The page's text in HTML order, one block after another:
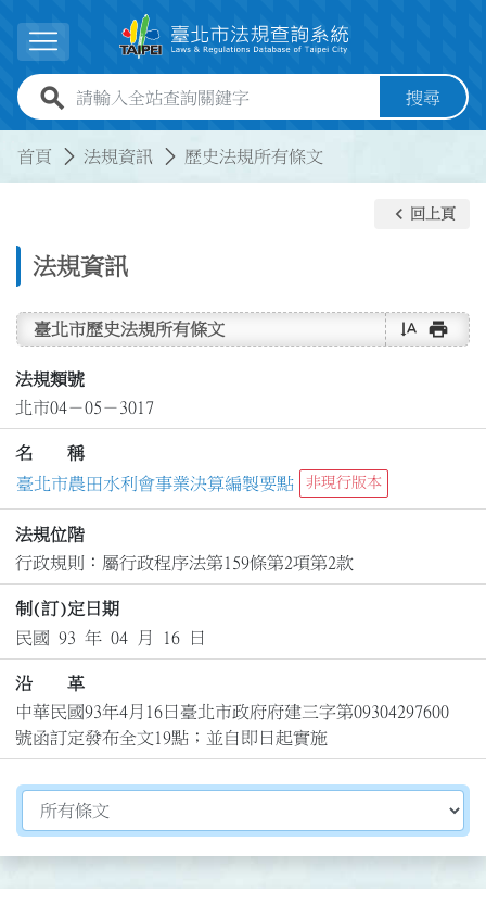
展開選單
全站查詢關鍵字欄位 搜尋
首頁 法規資訊 歷史法規所有條文
法規資訊
keyboard_arrow_left 回上頁
臺北市歷史法規所有條文 text_rotate_vertical print
法規類號
北市04－05－3017
名 稱
臺北市農田水利會事業決算編製要點
非現行版本
法規位階
行政規則：屬行政程序法第159條第2項第2款
制(訂)定日期
民國 93 年 04 月 16 日
沿 革
中華民國93年4月16日臺北市政府府建三字第09304297600
號函訂定發布全文19點；並自即日起實施
切換選擇法規資訊內容